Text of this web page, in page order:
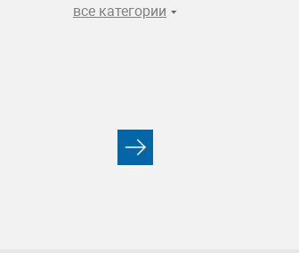
все категории